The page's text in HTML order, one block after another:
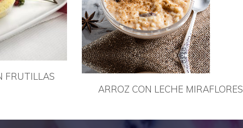
FRUTILLAS
ARROZ CON LECHE MIRAFLORES